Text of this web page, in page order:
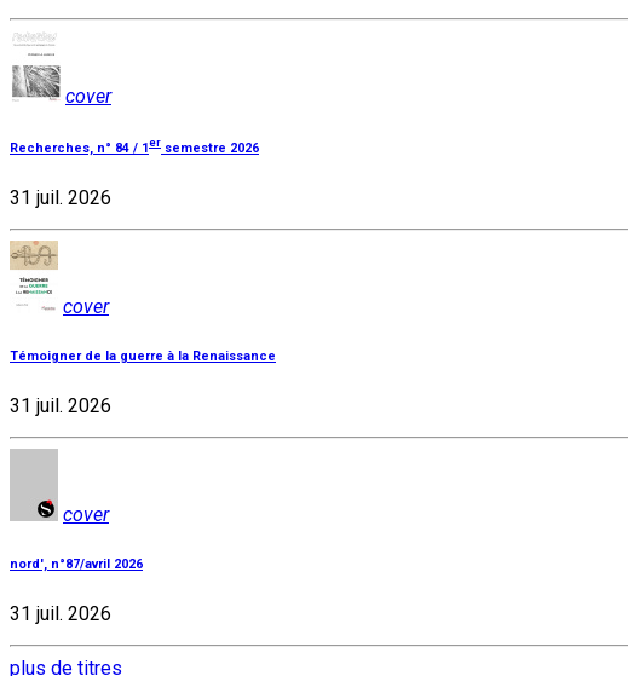
cover
Recherches, n° 84 / 1 er semestre 2026
31 juil. 2026
cover
Témoigner de la guerre à la Renaissance
31 juil. 2026
cover
nord', n°87/avril 2026
31 juil. 2026
plus de titres